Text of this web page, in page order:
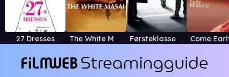
27 Dresses The White Masai Førsteklasses svindlere